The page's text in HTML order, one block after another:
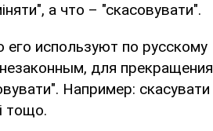
а что – "скасовувати".
его используют по русскому
для прекращения
Например: скасувати
тощо.